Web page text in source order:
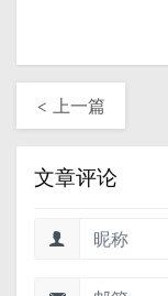
< 上一篇
文章评论